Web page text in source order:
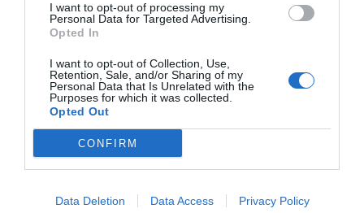
I want to opt-out of processing my
Personal Data for Targeted Advertising.
Opted In
I want to opt-out of Collection, Use,
Retention, Sale, and/or Sharing of my
Personal Data that Is Unrelated with the
Purposes for which it was collected.
Opted Out
CONFIRM
Data Deletion Data Access Privacy Policy
Índex2P
Liga F
PRO Women in Sports